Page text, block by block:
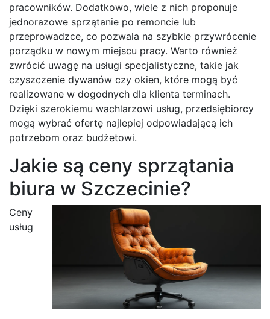
pracowników. Dodatkowo, wiele z nich proponuje
jednorazowe sprzątanie po remoncie lub
przeprowadzce, co pozwala na szybkie przywrócenie
porządku w nowym miejscu pracy. Warto również
zwrócić uwagę na usługi specjalistyczne, takie jak
czyszczenie dywanów czy okien, które mogą być
realizowane w dogodnych dla klienta terminach.
Dzięki szerokiemu wachlarzowi usług, przedsiębiorcy
mogą wybrać ofertę najlepiej odpowiadającą ich
potrzebom oraz budżetowi.
Jakie są ceny sprzątania
biura w Szczecinie?
Ceny
usług